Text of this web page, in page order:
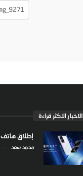
الاخبار الاكثر قراءة
إطلاق هاتف Honor 80 GT وجهاز لوحي جديد
محمد سعد